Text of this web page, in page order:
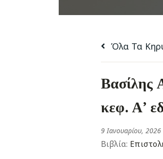
Όλα Τα
Βασίλης
κεφ. Α’
9 Ιανουαρίου, 2026
Βιβλία: